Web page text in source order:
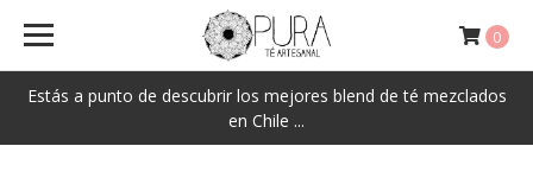
Estás a punto de descubrir los mejores blend de té mezclados
en Chile ...
0